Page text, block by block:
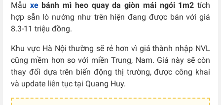
Mẫu xebánh mì heo quay da giòn mái ngói 1m2 tích
hợp sẵn lò nướng như trên hiện đang được bán với giá
8.3-11 triệu đồng.
Khu vực Hà Nội thường sẽ rẻ hơn vì giá thành nhập NVL
cũng mềm hơn so với miền Trung, Nam. Giá này sẽ còn
thay đổi dựa trên biến động thị trường, được công khai
và update liên tục tại Quang Huy.